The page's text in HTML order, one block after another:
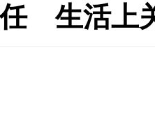
生活上